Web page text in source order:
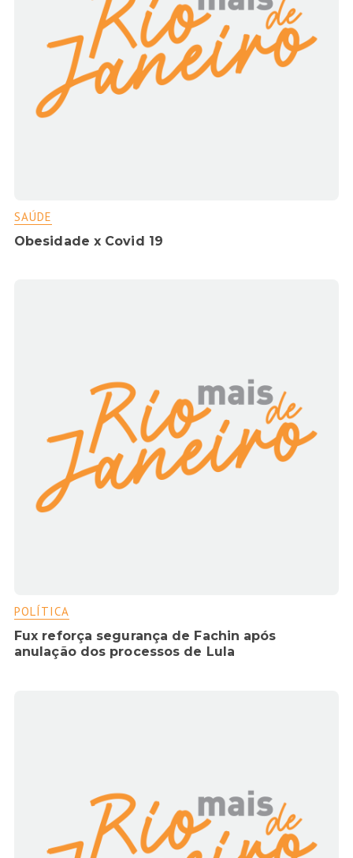
SAÚDE
Obesidade x Covid 19
POLÍTICA
Fux reforça segurança de Fachin após
anulação dos processos de Lula